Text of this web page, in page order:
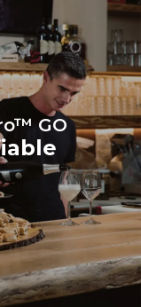
peuvent être
en choisissant
de l'énergie
de sources
Greenhouse
Protocol
GO